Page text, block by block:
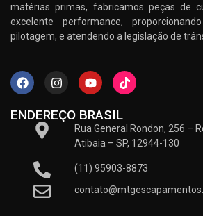
matérias primas, fabricamos peças de
excelente performance,
pilotagem, e atendendo a legislação de
ENDEREÇO BRASIL
Rua General Rondon, 256 –
Atibaia – SP, 12944-130
(11) 95903-8873